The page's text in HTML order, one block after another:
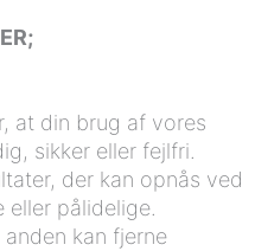
at din brug af vores
sikker eller fejlfri.
der kan opnås ved
eller pålidelige.
kan fjerne